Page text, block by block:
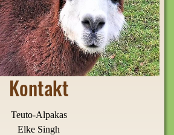
Kontakt
Teuto-Alpakas
Elke Singh